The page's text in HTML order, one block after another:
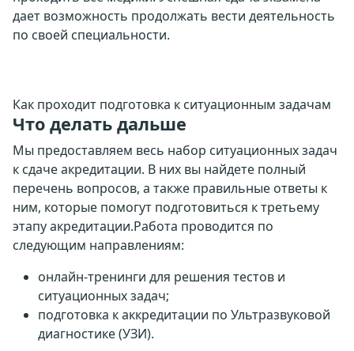
дает возможность продолжать вести деятельность
по своей специальности.
Как проходит подготовка к ситуационным задачам
Что делать дальше
Мы предоставляем весь набор ситуационных задач
к сдаче акредитации. В них вы найдете полный
перечень вопросов, а также правильные ответы к
ним, которые помогут подготовиться к третьему
этапу акредитации.Работа проводится по
следующим направлениям:
онлайн-тренинги для решения тестов и
ситуационных задач;
подготовка к аккредитации по Ультразвуковой
диагностике (УЗИ).